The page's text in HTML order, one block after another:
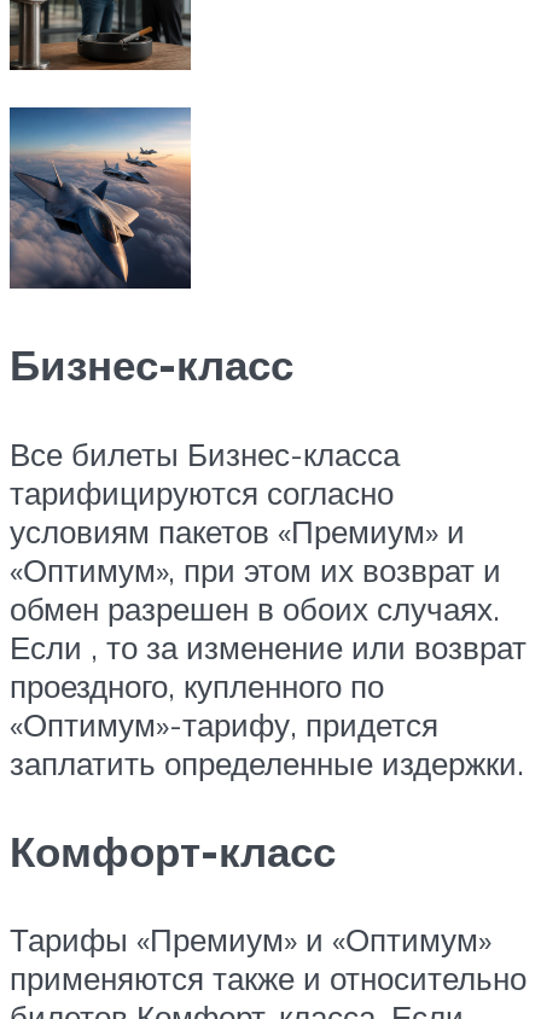
Бизнес-класс
Все билеты Бизнес-класса
тарифицируются согласно
условиям пакетов «Премиум» и
«Оптимум», при этом их возврат и
обмен разрешен в обоих случаях.
Если , то за изменение или возврат
проездного, купленного по
«Оптимум»-тарифу, придется
заплатить определенные издержки.
Комфорт-класс
Тарифы «Премиум» и «Оптимум»
применяются также и относительно